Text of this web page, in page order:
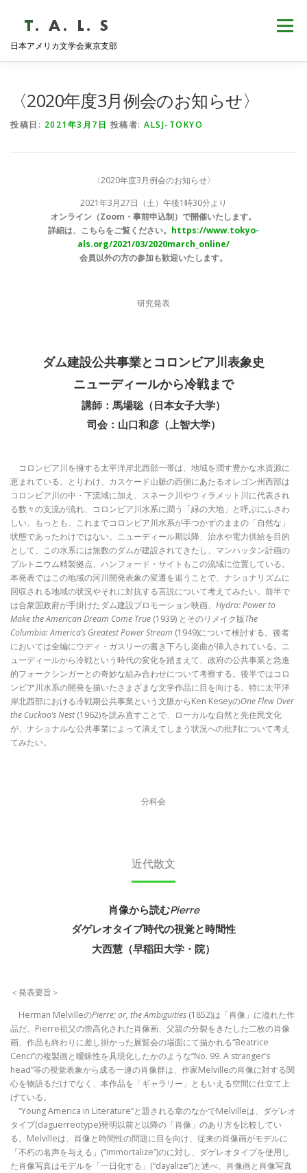
ツ
日本アメリカ文学会東京支部
メニュー
〈2020年度3月例会のお知らせ〉
投稿日: 2021年3月7日 投稿者: ALSJ-TOKYO
〈2020年度3月例会のお知らせ〉
2021年3月27日（土）午後1時30分より
オンライン（Zoom・事前申込制）で開催いたします。
詳細は、こちらをご覧ください。 https://www.tokyo-
als.org/2021/03/2020march_online/
会員以外の方の参加も歓迎いたします。
研究発表
ダム建設公共事業とコロンビア川表象史
ニューディールから冷戦まで
講師：馬場聡（日本女子大学）
司会：山口和彦（上智大学）
コロンビア川を擁する太平洋岸北西部一帯は、地域を潤す豊かな水資源に
恵まれている。とりわけ、カスケード山脈の西側にあたるオレゴン州西部は
コロンビア川の中・下流域に加え、スネーク川やウィラメット川に代表され
る数々の支流が流れ、コロンビア川水系に潤う「緑の大地」と呼ぶにふさわ
しい。もっとも、これまでコロンビア川水系が手つかずのままの「自然な」
状態であったわけではない。ニューディール期以降、治水や電力供給を目的
として、この水系には無数のダムが建設されてきたし、マンハッタン計画の
プルトニウム精製拠点、ハンフォード・サイトもこの流域に位置している。
本発表ではこの地域の河川開発表象の変遷を追うことで、ナショナリズムに
回収される地域の状況やそれに対抗する言説について考えてみたい。前半で
は合衆国政府が手掛けたダム建設プロモーション映画、 Hydro: Power to
Make the American Dream Come True (1939) とそのリメイク版The
Columbia: America’s Greatest Power Stream (1949)について検討する。後者
においては全編にウディ・ガスリーの書き下ろし楽曲が挿入されている。ニ
ューディールから冷戦という時代の変化を踏まえて、政府の公共事業と急進
的フォークシンガーとの奇妙な組み合わせについて考察する。後半ではコロ
ンビア川水系の開発を描いたさまざまな文学作品に目を向ける。特に太平洋
岸北西部における冷戦期公共事業という文脈からKen KeseyのOne Flew Over
the Cuckoo’s Nest(1962)を読み直すことで、ローカルな自然と先住民文化
が、ナショナルな公共事業によって潰えてしまう状況への批判について考え
てみたい。
分科会
近代散文
肖像から読むPierre
ダゲレオタイプ時代の視覚と時間性
大西慧（早稲田大学・院）
＜発表要旨＞
Herman MelvilleのPierre; or, the Ambiguities (1852)は「肖像」に溢れた作
品だ。Pierre祖父の崇高化された肖像画、父親の分裂をきたした二枚の肖像
画、作品も終わりに差し掛かった展覧会の場面にて描かれる“Beatrice
Cenci”の複製画と曖昧性を具現化したかのような“No. 99. A stranger’s
head”等の視覚表象から成る一連の肖像群は、作家Melvilleの肖像に対する関
心を物語るだけでなく、本作品を「ギャラリー」ともいえる空間に仕立て上
げている。
“Young America in Literature”と題される章のなかでMelvilleは、ダゲレオ
タイプ(daguerreotype)発明以前と以降の「肖像」のあり方を比較してい
る。Melvilleは、肖像と時間性の問題に目を向け、従来の肖像画がモデルに
「不朽の名声を与える」(“immortalize”)のに対し、ダゲレオタイプを使用し
た肖像写真はモデルを「一日化する」(“dayalize”)と述べ、肖像画と肖像写真